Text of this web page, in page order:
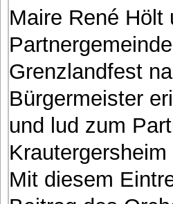
Maire René Hölt
Grenzlandfest
Bürgermeister
und lud zum
Krautergersheim
Mit diesem